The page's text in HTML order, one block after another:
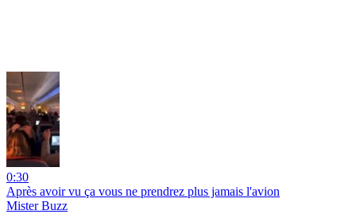
0:30
Après avoir vu ça vous ne prendrez plus jamais l'avion
Mister Buzz